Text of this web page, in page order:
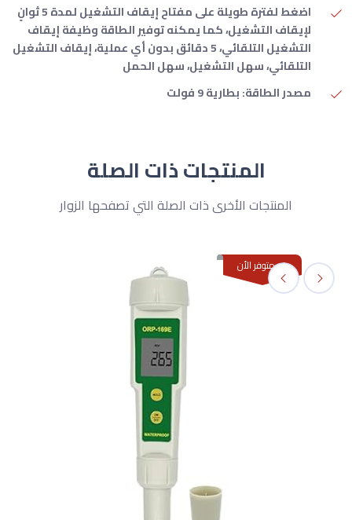
اضغط لفترة طويلة على مفتاح إيقاف التشغيل لمدة 5 ثوانٍ
لإيقاف التشغيل، كما يمكنه توفير الطاقة وظيفة إيقاف
التشغيل التلقائي، 5 دقائق بدون أي عملية، إيقاف التشغيل
التلقائي، سهل التشغيل، سهل الحمل
مصدر الطاقة: بطارية 9 فولت
المنتجات ذات الصلة
المنتجات الأخرى ذات الصلة التي تصفحها الزوار
غير متوفر الأن